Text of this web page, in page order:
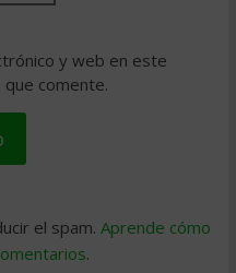
y web en este
comente.
el spam. Aprende cómo
.